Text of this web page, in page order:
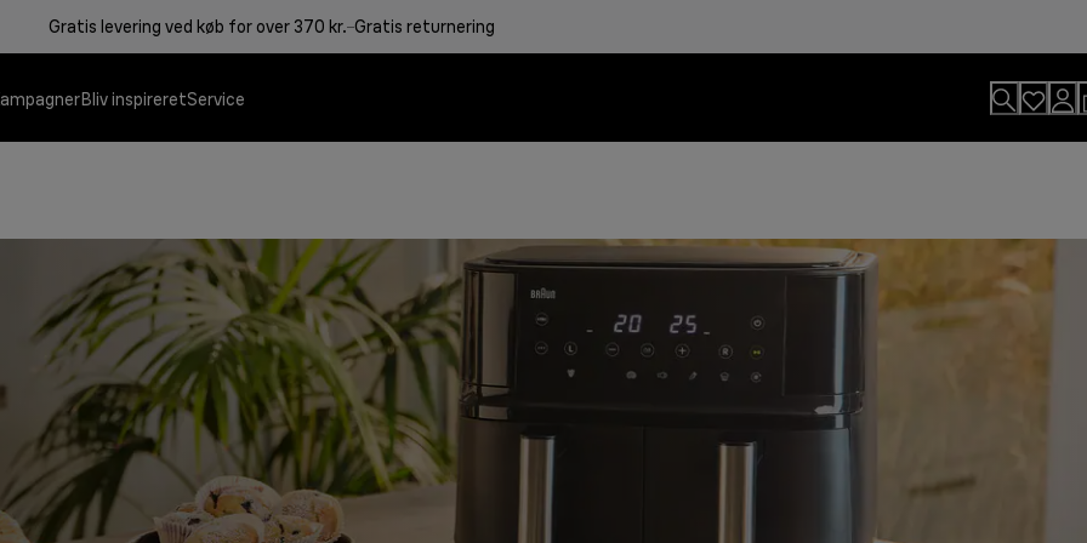
Gratis levering ved køb for over 370 kr. Gratis returnering
Kontaktgriller
Kaffemaskiner
Bliv inspireretService